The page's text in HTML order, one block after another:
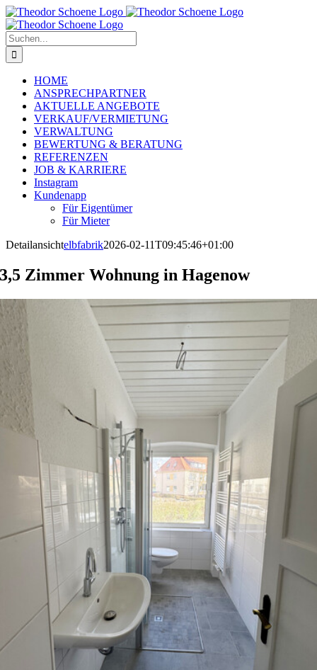
Zum
Inhalt
springen
Suche
nach:
HOME
ANSPRECHPARTNER
AKTUELLE ANGEBOTE
VERKAUF/VERMIETUNG
VERWALTUNG
BEWERTUNG & BERATUNG
REFERENZEN
JOB & KARRIERE
Instagram
Kundenapp
Für Eigentümer
Für Mieter
Detailansichtelbfabrik2026-02-11T09:45:46+01:00
3,5 Zimmer Wohnung in Hagenow